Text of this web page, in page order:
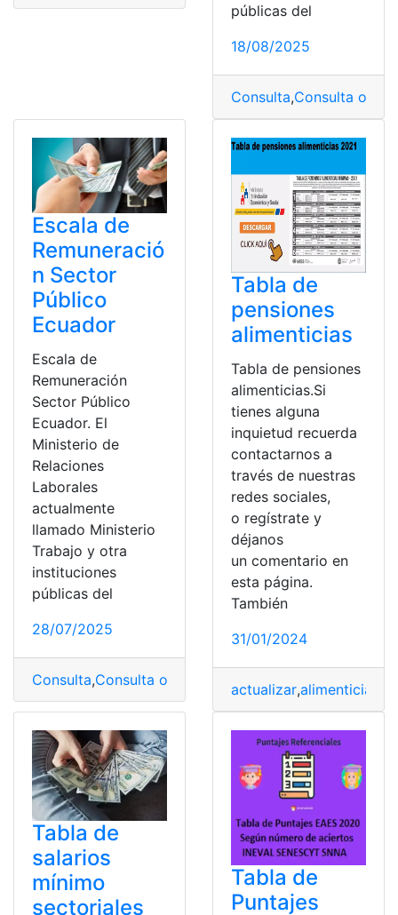
públicas del
18/08/2025
Consulta,Consulta online
Escala de
Remuneració
n Sector
Público
Ecuador
Escala de
Remuneración
Sector Público
Ecuador. El
Ministerio de
Relaciones
Laborales
actualmente
llamado Ministerio
Trabajo y otra
instituciones
públicas del
28/07/2025
Consulta,Consulta online Ministerio de trabajo
Tabla de
pensiones
alimenticias
Tabla de pensiones
alimenticias.Si
tienes alguna
inquietud recuerda
contactarnos a
través de nuestras
redes sociales,
o regístrate y
déjanos
un comentario en
esta página.
También
31/01/2024
actualizar,alimenticias
Tabla de
salarios
mínimo
sectoriales
Tabla de
Puntajes